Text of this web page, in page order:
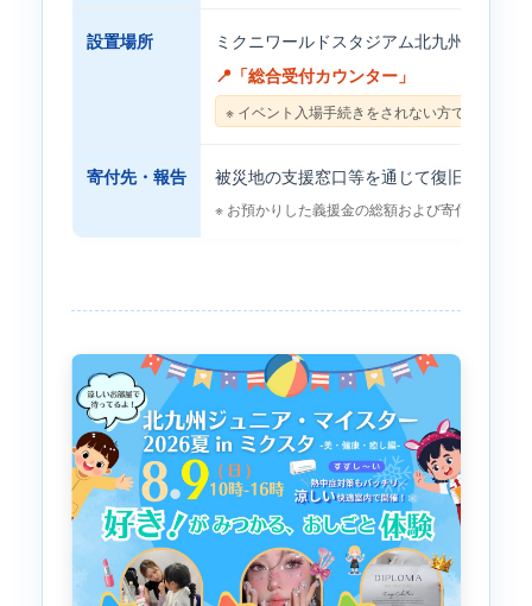
設置場所
ミクニワールドスタジアム北九州
📍「総合受付カウンター」
※ イベント入場手続きをされない方でも募金可
寄付先・報告 被災地の支援窓口等を通じて復旧・復興
※ お預かりした義援金の総額および寄付報告に